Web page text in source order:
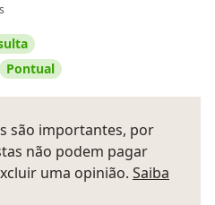
Pontual
são importantes, por
não podem pagar
uma opinião. Saiba